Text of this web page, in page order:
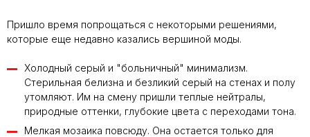
Пришло время попрощаться с некоторыми решениями,
которые еще недавно казались вершиной моды.
Холодный серый и "больничный" минимализм.
Стерильная белизна и безликий серый на стенах и полу
утомляют. Им на смену пришли теплые нейтралы,
природные оттенки, глубокие цвета с переходами тона.
Мелкая мозаика повсюду. Она остается только для